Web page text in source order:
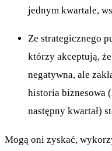
jednym kwartale,
Ze strategicznego
którzy akceptują,
negatywna, ale
historia biznesowa
następny kwartał)
Mogą oni zyskać,